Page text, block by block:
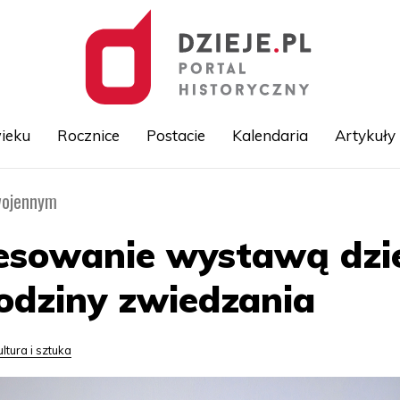
Rocznice Postacie Kalendaria Artykuły
wystawą
zwiedzania
i sztuka